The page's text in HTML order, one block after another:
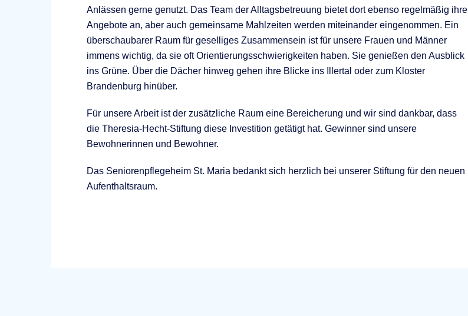
Anlässen gerne genutzt. Das Team der Alltagsbetreuung bietet dort ebenso regelmäßig ihre
Angebote an, aber auch gemeinsame Mahlzeiten werden miteinander eingenommen. Ein
überschaubarer Raum für geselliges Zusammensein ist für unsere Frauen und Männer
immens wichtig, da sie oft Orientierungsschwierigkeiten haben. Sie genießen den Ausblick
ins Grüne. Über die Dächer hinweg gehen ihre Blicke ins Illertal oder zum Kloster
Brandenburg hinüber.
Für unsere Arbeit ist der zusätzliche Raum eine Bereicherung und wir sind dankbar, dass
die Theresia-Hecht-Stiftung diese Investition getätigt hat. Gewinner sind unsere
Bewohnerinnen und Bewohner.
Das Seniorenpflegeheim St. Maria bedankt sich herzlich bei unserer Stiftung für den neuen
Aufenthaltsraum.